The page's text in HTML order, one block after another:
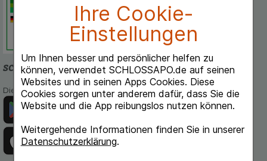
Ihre Cookie-
Einstellungen
Um Ihnen besser und persönlicher helfen zu
können, verwendet SCHLOSSAPO.de auf seinen
Websites und in seinen Apps Cookies. Diese
Cookies sorgen unter anderem dafür, dass Sie die
Website und die App reibungslos nutzen können.
Weitergehende Informationen finden Sie in unserer
Datenschutzerklärung.
Deutschen Institut für Medizinische
Dokumentation und Information.
schlossapo.de-App
Die App von schlossapo.de jetzt mit E-Rezept-Scanner